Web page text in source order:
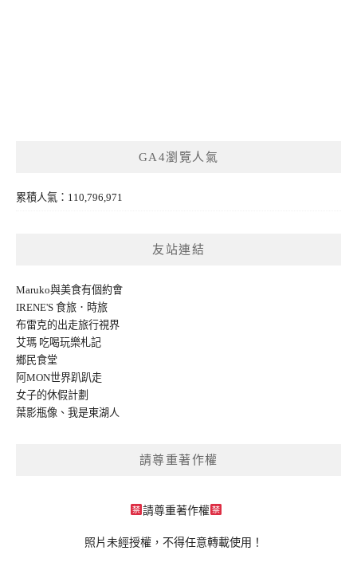
GA4瀏覽人氣
累積人氣：110,796,971
友站連結
Maruko與美食有個約會
IRENE'S 食旅．時旅
布雷克的出走旅行視界
艾瑪 吃喝玩樂札記
鄉民食堂
阿MON世界趴趴走
女子的休假計劃
葉影瓶像 、 我是東湖人
請尊重著作權
請尊重著作權
照片未經授權，不得任意轉載使用！